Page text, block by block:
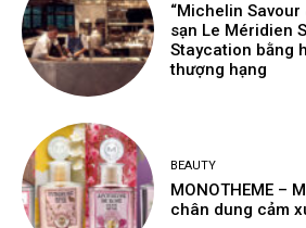
“Michelin Savour
sạn Le Méridien
Staycation bằng
thượng hạng
BEAUTY
MONOTHEME –
chân dung cảm